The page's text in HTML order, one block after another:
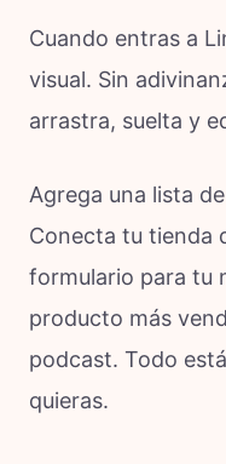
Cuando entras a
visual. Sin
arrastra, suelta y
Agrega una lista
Conecta tu tienda
formulario para tu
producto más
podcast. Todo
quieras.